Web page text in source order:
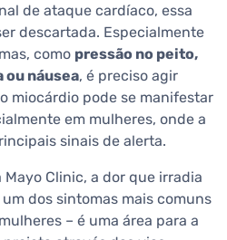
de ataque cardíaco, essa
descartada. Especialmente
como pressão no peito,
ou náusea, é preciso agir
miocárdio pode se manifestar
em mulheres, onde a
sinais de alerta.
Clinic, a dor que irradia
dos sintomas mais comuns
– é uma área para a